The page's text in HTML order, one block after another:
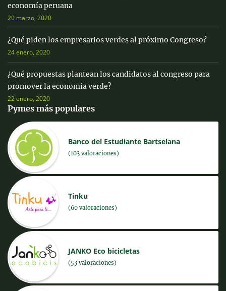
economía peruana
20 marzo, 2020
¿Qué piden los empresarios verdes al próximo Congreso?
24 enero, 2020
¿Qué propuestas plantean los candidatos al congreso para
promover la economía verde?
22 enero, 2020
Pymes más populares
Banco del Estudiante Bartselana
(103 valoraciones)
Tinku
(60 valoraciones)
JANKO Eco bicicletas
(53 valoraciones)